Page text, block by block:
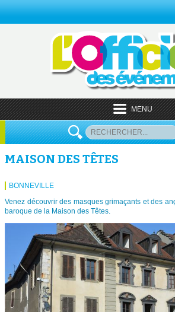
MENU
MAISON DES TÊTES
BONNEVILLE
Venez découvrir des masques grimaçants et des
baroque de la Maison des Têtes.